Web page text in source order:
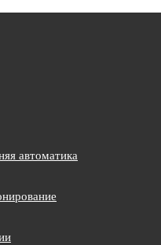
автоматика